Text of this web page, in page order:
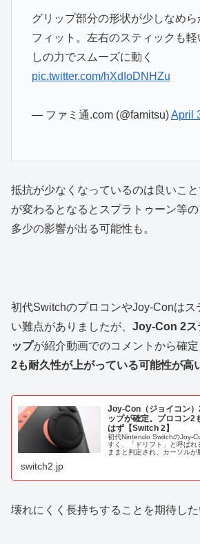
グリップ部分の形状が少しなめ
フィット。左右のスティックも
しの力でスムーズに動く
pic.twitter.com/hXdIoDNHZu
— ファミ通.com (@famitsu)April
抵抗が少なくなっているのは良いこ
が変わるとなるとスプラトゥーン等
多少の影響が出る可能性も。
初代SwitchのプロコンやJoy-Conはス
い難点がありましたが、 Joy-Con 2ス
ップが紹介動画でのコメントから確定
2も耐久性が上がっている可能性が高
Joy-Con（ジョイコン
ップが確定。プロコン2
はず【Switch 2】
初代Nintendo SwitchのJoy-
すく、「ドリフト」と呼ば
ままと判定され、カーソル
switch2.jp
壊れにくく長持ちすることを期待した